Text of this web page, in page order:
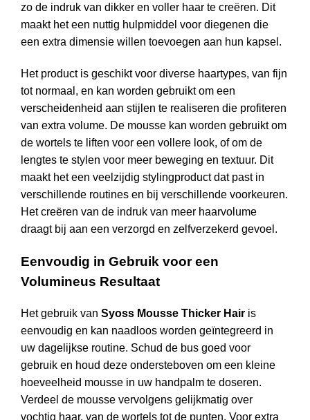
zo de indruk van dikker en voller haar te creëren. Dit
maakt het een nuttig hulpmiddel voor diegenen die
een extra dimensie willen toevoegen aan hun kapsel.
Het product is geschikt voor diverse haartypes, van fijn
tot normaal, en kan worden gebruikt om een
verscheidenheid aan stijlen te realiseren die profiteren
van extra volume. De mousse kan worden gebruikt om
de wortels te liften voor een vollere look, of om de
lengtes te stylen voor meer beweging en textuur. Dit
maakt het een veelzijdig stylingproduct dat past in
verschillende routines en bij verschillende voorkeuren.
Het creëren van de indruk van meer haarvolume
draagt bij aan een verzorgd en zelfverzekerd gevoel.
Eenvoudig in Gebruik voor een
Volumineus Resultaat
Het gebruik van Syoss Mousse Thicker Hair is
eenvoudig en kan naadloos worden geïntegreerd in
uw dagelijkse routine. Schud de bus goed voor
gebruik en houd deze ondersteboven om een kleine
hoeveelheid mousse in uw handpalm te doseren.
Verdeel de mousse vervolgens gelijkmatig over
vochtig haar, van de wortels tot de punten. Voor extra